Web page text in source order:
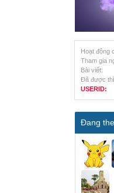
Hoạt động
Tham gia
Bài viết:
Đã được
USERID:
Đang